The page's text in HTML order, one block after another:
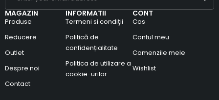
MAGAZIN
Produse
Reducere
Outlet
Despre noi
Contact
INFORMATII
Termeni si condiţii
Politică de
confidențialitate
Politica de utilizare a
cookie-urilor
CONT
Cos
Contul meu
Comenzile mele
Wishlist